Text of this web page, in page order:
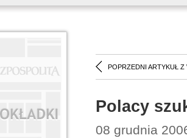
POPRZEDNI ARTYKUŁ Z
Polacy
08 grudnia